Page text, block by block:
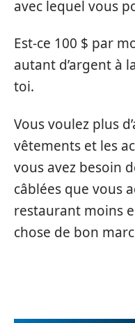
avec lequel vous
Est-ce 100 $ par
autant d’argent à
toi.
Vous voulez plus
vêtements et les
vous avez besoin
câblées que vous
restaurant moins
chose de bon